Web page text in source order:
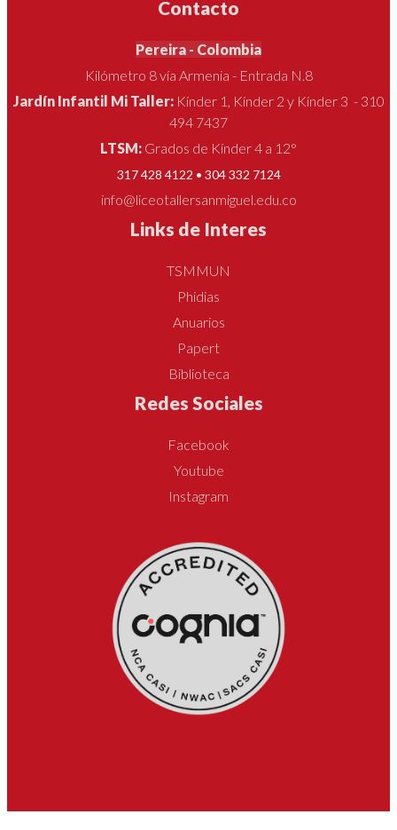
Contacto
Pereira - Colombia
Kilómetro 8 vía Armenia - Entrada N.8
Jardín Infantil Mi Taller: Kínder 1, Kínder 2 y Kínder 3 - 310
494 7437
LTSM: Grados de Kínder 4 a 12°
317 428 4122 • 304 332 7124
info@liceotallersanmiguel.edu.co
Links de Interes
TSMMUN
Phidias
Anuarios
Papert
Biblioteca
Redes Sociales
Facebook
Youtube
Instagram